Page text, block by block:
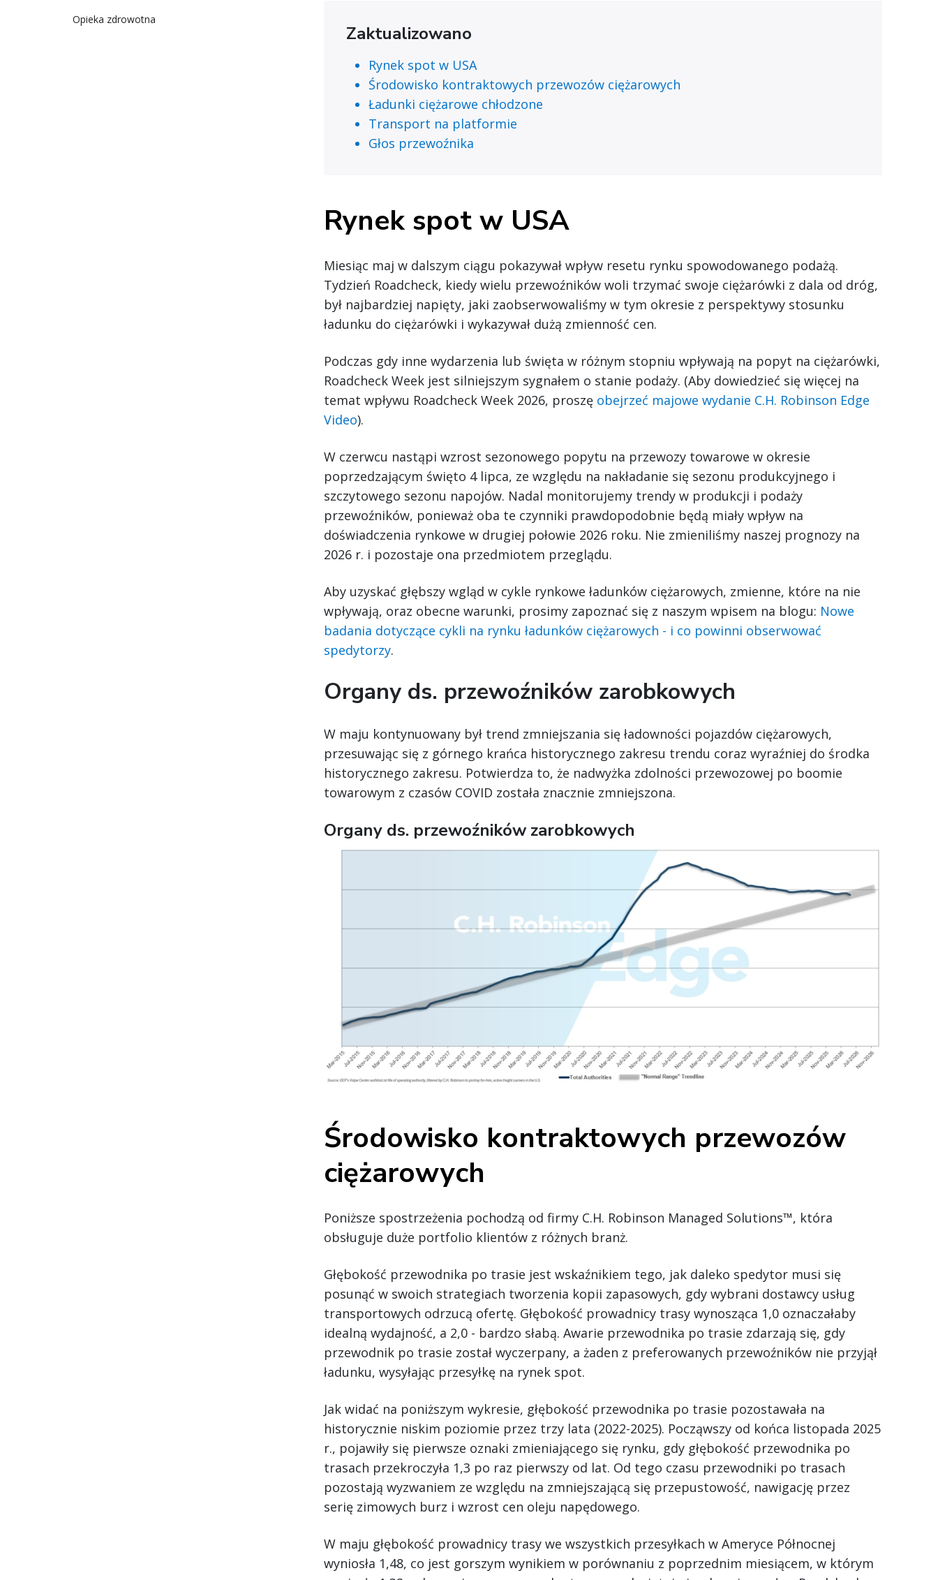
Opieka zdrowotna
Zaktualizowano
Rynek spot w USA
Środowisko kontraktowych przewozów ciężarowych
Ładunki ciężarowe chłodzone
Transport na platformie
Głos przewoźnika
Rynek spot w USA
Miesiąc maj w dalszym ciągu pokazywał wpływ resetu rynku spowodowanego podażą.
Tydzień Roadcheck, kiedy wielu przewoźników woli trzymać swoje ciężarówki z dala od dróg,
był najbardziej napięty, jaki zaobserwowaliśmy w tym okresie z perspektywy stosunku
ładunku do ciężarówki i wykazywał dużą zmienność cen.
Podczas gdy inne wydarzenia lub święta w różnym stopniu wpływają na popyt na ciężarówki,
Roadcheck Week jest silniejszym sygnałem o stanie podaży. (Aby dowiedzieć się więcej na
temat wpływu Roadcheck Week 2026, proszę obejrzeć majowe wydanie C.H. Robinson Edge
Video).
W czerwcu nastąpi wzrost sezonowego popytu na przewozy towarowe w okresie
poprzedzającym święto 4 lipca, ze względu na nakładanie się sezonu produkcyjnego i
szczytowego sezonu napojów. Nadal monitorujemy trendy w produkcji i podaży
przewoźników, ponieważ oba te czynniki prawdopodobnie będą miały wpływ na
doświadczenia rynkowe w drugiej połowie 2026 roku. Nie zmieniliśmy naszej prognozy na
2026 r. i pozostaje ona przedmiotem przeglądu.
Aby uzyskać głębszy wgląd w cykle rynkowe ładunków ciężarowych, zmienne, które na nie
wpływają, oraz obecne warunki, prosimy zapoznać się z naszym wpisem na blogu: Nowe
badania dotyczące cykli na rynku ładunków ciężarowych - i co powinni obserwować
spedytorzy.
Organy ds. przewoźników zarobkowych
W maju kontynuowany był trend zmniejszania się ładowności pojazdów ciężarowych,
przesuwając się z górnego krańca historycznego zakresu trendu coraz wyraźniej do środka
historycznego zakresu. Potwierdza to, że nadwyżka zdolności przewozowej po boomie
towarowym z czasów COVID została znacznie zmniejszona.
Organy ds. przewoźników zarobkowych
Środowisko kontraktowych przewozów
ciężarowych
Poniższe spostrzeżenia pochodzą od firmy C.H. Robinson Managed Solutions™, która
obsługuje duże portfolio klientów z różnych branż.
Głębokość przewodnika po trasie jest wskaźnikiem tego, jak daleko spedytor musi się
posunąć w swoich strategiach tworzenia kopii zapasowych, gdy wybrani dostawcy usług
transportowych odrzucą ofertę. Głębokość prowadnicy trasy wynosząca 1,0 oznaczałaby
idealną wydajność, a 2,0 - bardzo słabą. Awarie przewodnika po trasie zdarzają się, gdy
przewodnik po trasie został wyczerpany, a żaden z preferowanych przewoźników nie przyjął
ładunku, wysyłając przesyłkę na rynek spot.
Jak widać na poniższym wykresie, głębokość przewodnika po trasie pozostawała na
historycznie niskim poziomie przez trzy lata (2022-2025). Począwszy od końca listopada 2025
r., pojawiły się pierwsze oznaki zmieniającego się rynku, gdy głębokość przewodnika po
trasach przekroczyła 1,3 po raz pierwszy od lat. Od tego czasu przewodniki po trasach
pozostają wyzwaniem ze względu na zmniejszającą się przepustowość, nawigację przez
serię zimowych burz i wzrost cen oleju napędowego.
W maju głębokość prowadnicy trasy we wszystkich przesyłkach w Ameryce Północnej
wyniosła 1,48, co jest gorszym wynikiem w porównaniu z poprzednim miesiącem, w którym